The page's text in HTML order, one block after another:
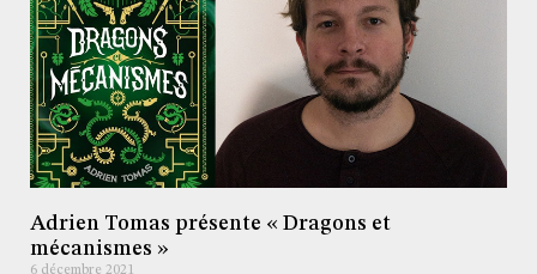
Adrien Tomas présente « Dragons et
mécanismes »
6 décembre 2021